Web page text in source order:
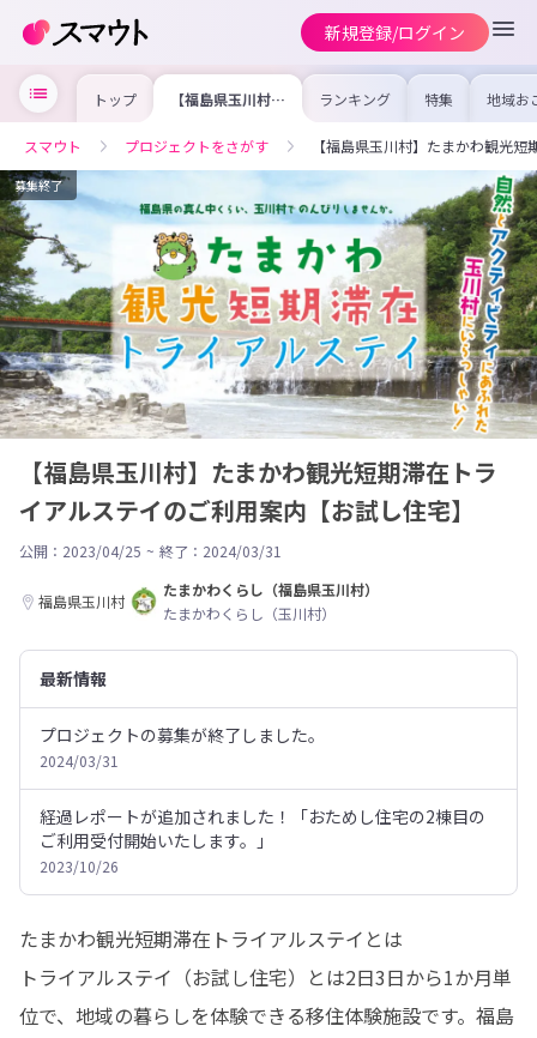
新規登録/ログイン
トップ 【福島県玉川村】
たまかわ観光短期
テイのご利用案内
【お試し住宅】
ランキング 特集 地域お
の求
を集め
事内容
を比較
合った
けよう
スマウト プロジェクトをさがす 【福島県玉川村】たまかわ観光
募集終了
【福島県玉川村】たまかわ観光短期滞在トラ
イアルステイのご利用案内【お試し住宅】
公開：2023/04/25 ~ 終了：2024/03/31
福島県玉川村
たまかわくらし（福島県玉川村）
たまかわくらし（玉川村）
最新情報
プロジェクトの募集が終了しました。
2024/03/31
経過レポートが追加されました！「おためし住宅の2棟目の
ご利用受付開始いたします。」
2023/10/26
たまかわ観光短期滞在トライアルステイとは
トライアルステイ（お試し住宅）とは2日3日から1か月単
位で、地域の暮らしを体験できる移住体験施設です。福島